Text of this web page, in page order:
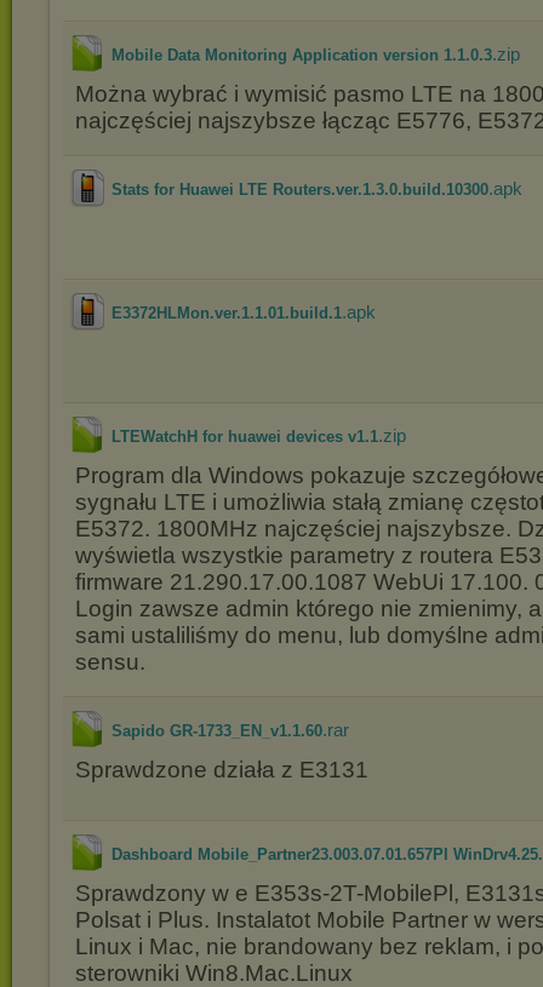
Mobile Data Monitoring Application version 1.1.0.3.zip
Można wybrać i wymisić pasmo LTE na
najczęściej najszybsze łącząc E5776,
Stats for Huawei LTE Routers.ver.1.3.0.build.10300.apk
E3372HLMon.ver.1.1.01.build.1.apk
LTEWatchH for huawei devices v1.1.zip
Program dla Windows pokazuje
sygnału LTE i umożliwia stałą zmianę
E5372. 1800MHz najczęściej najszybsze.
wyświetla wszystkie parametry z routera
firmware 21.290.17.00.1087 WebUi 17.100.
Login zawsze admin którego nie zmienimy,
sami ustaliliśmy do menu, lub domyślne
sensu.
Sapido GR-1733_EN_v1.1.60.rar
Sprawdzone działa z E3131
Dashboard Mobile_Partner23.003.07.01.657Pl
Sprawdzony w e E353s-2T-MobilePl,
Polsat i Plus. Instalatot Mobile Partner w
Linux i Mac, nie brandowany bez reklam, i
sterowniki Win8.Mac.Linux